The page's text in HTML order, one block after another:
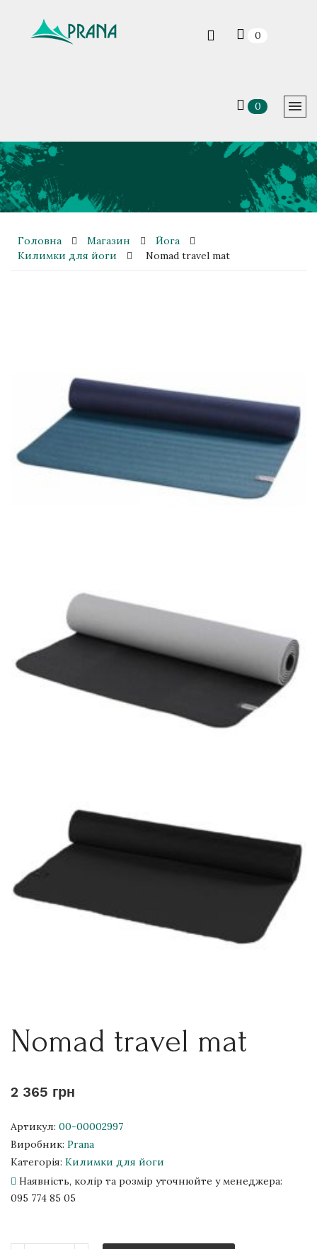
0
0
Головна Магазин
Йога
Килимки для йоги
Nomad travel mat
Nomad travel mat
2 365 грн
Артикул: 00-00002997
Виробник: Prana
Категорія: Килимки для йоги
Наявність, колір та розмір уточнюйте у менеджера:
095 774 85 05